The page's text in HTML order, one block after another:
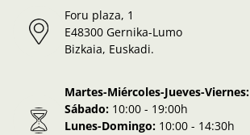
Foru plaza, 1
E48300 Gernika-Lumo
Bizkaia, Euskadi.
Martes-Miércoles-Jueves-Viernes:
Sábado: 10:00 - 19:00h
Lunes-Domingo: 10:00 - 14:30h